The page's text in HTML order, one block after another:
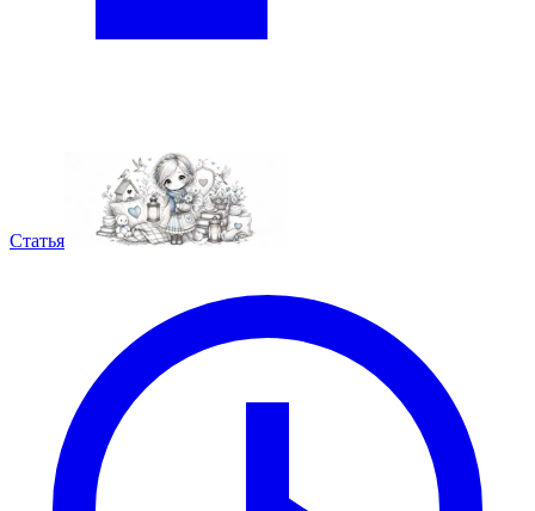
Статья